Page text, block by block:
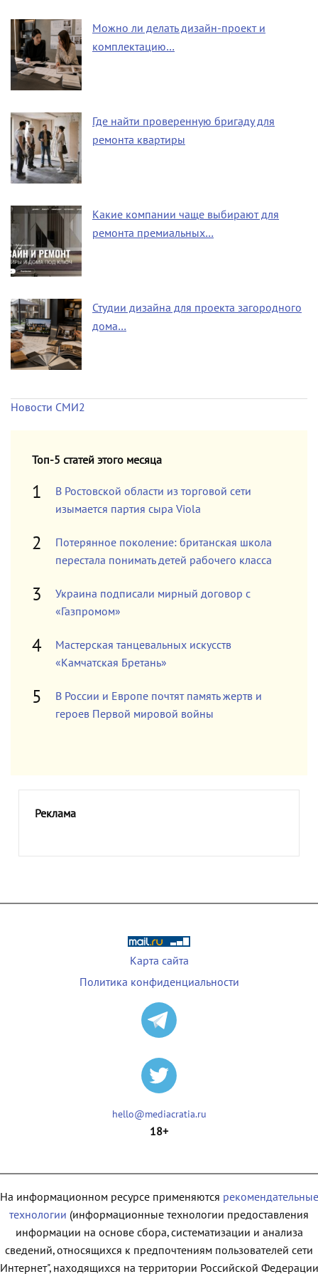
Можно ли делать дизайн-проект и
комплектацию…
Где найти проверенную бригаду для
ремонта квартиры
Какие компании чаще выбирают для
ремонта премиальных…
Студии дизайна для проекта загородного
дома…
Новости СМИ2
Топ-5 статей этого месяца
В Ростовской области из торговой сети
изымается партия сыра Viola
Потерянное поколение: британская школа
перестала понимать детей рабочего класса
Украина подписали мирный договор с
«Газпромом»
Мастерская танцевальных искусств
«Камчатская Бретань»
В России и Европе почтят память жертв и
героев Первой мировой войны
Реклама
Карта сайта
Политика конфиденциальности
hello@mediacratia.ru
18+
На информационном ресурсе применяются рекомендательные
технологии (информационные технологии предоставления
информации на основе сбора, систематизации и анализа
сведений, относящихся к предпочтениям пользователей сети
находящихся на территории Российской